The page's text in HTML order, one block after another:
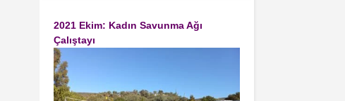
2021 Ekim: Kadın Savunma Ağı
Çalıştayı